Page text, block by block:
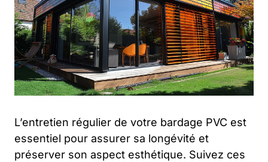
L’entretien régulier de votre bardage PVC est
essentiel pour assurer sa longévité et
préserver son aspect esthétique. Suivez ces